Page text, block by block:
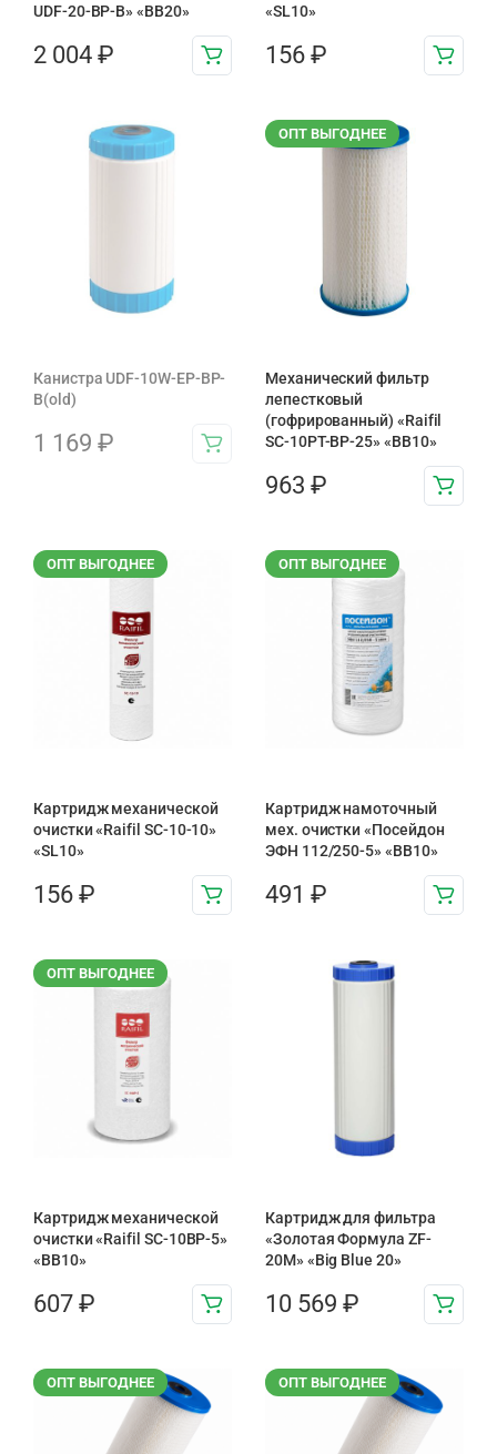
UDF-20-BP-B» «BB20»
2 004 ₽
«SL10»
156 ₽
Канистра UDF-10W-EP-BP-
B(old)
1 169 ₽
ОПТ ВЫГОДНЕЕ
Механический фильтр
лепестковый
(гофрированный) «Raifil
SC-10PT-ВР-25» «BB10»
963 ₽
ОПТ ВЫГОДНЕЕ
Картридж механической
очистки «Raifil SC-10-10»
«SL10»
156 ₽
ОПТ ВЫГОДНЕЕ
Картридж намоточный
мех. очистки «Посейдон
ЭФН 112/250-5» «BB10»
491 ₽
ОПТ ВЫГОДНЕЕ
Картридж механической
очистки «Raifil SC-10BP-5»
«BB10»
607 ₽
Картридж для фильтра
«Золотая Формула ZF-
20М» «Big Blue 20»
10 569 ₽
ОПТ ВЫГОДНЕЕ ОПТ ВЫГОДНЕЕ